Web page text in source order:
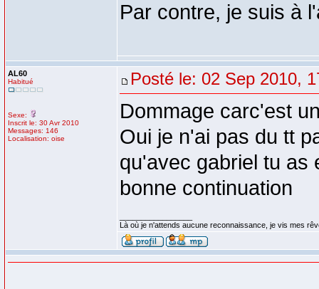
Par contre, je suis à
AL60
Habitué
Sexe:
Inscrit le: 30 Avr 2010
Messages: 146
Localisation: oise
Posté le: 02 Sep 2010,
Dommage carc'est
Oui je n'ai pas du tt
qu'avec gabriel tu as
bonne continuation
Là où je n'attends aucune reconnaissance, je vis mes